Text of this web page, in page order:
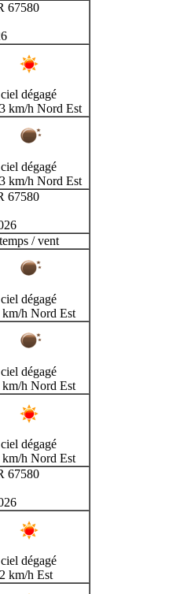
67580
ciel dégagé
km/h Nord Est
ciel dégagé
km/h Nord Est
67580
temps / vent
ciel dégagé
km/h Nord Est
ciel dégagé
km/h Nord Est
ciel dégagé
km/h Nord Est
67580
ciel dégagé
km/h Est